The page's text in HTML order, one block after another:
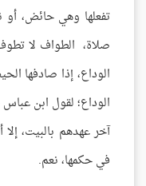
تفعلها وهي حائض، أو
صلاة، الطواف لا
الوداع، إذا صادفها
الوداع؛ لقول ابن
آخر عهدهم بالبيت،
في حكمها، نعم.